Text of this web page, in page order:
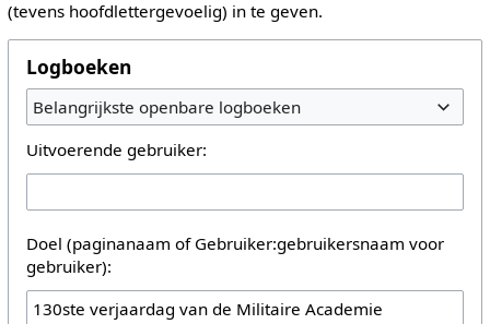
(tevens hoofdlettergevoelig) in te geven.
Logboeken
Belangrijkste openbare logboeken
Uitvoerende gebruiker:
Doel (paginanaam of Gebruiker:gebruikersnaam voor
gebruiker):